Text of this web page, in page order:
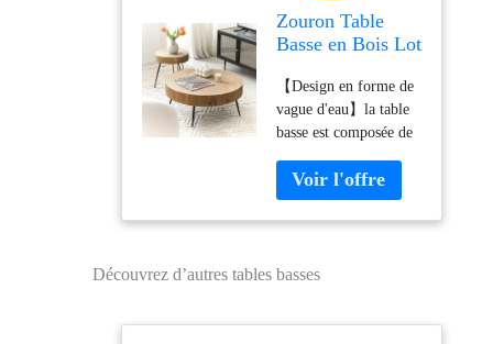
Zouron Table
Basse en Bois Lot
Forme de Vague
d'eau Table
d'appoint Table
de Salon Ronde
77x77x36.5 cm
avec 40x40x46.5
cm （Bois de pin
métal）,Vintage
【Design en forme de
vague d'eau】la table
basse est composée de
durables et d'un
placage en pin, qui
ressemblent à des
confère un design
Découvrez d’autres tables basses